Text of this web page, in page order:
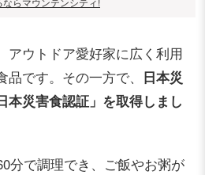
アウトドア愛好家に広く利用
です。その一方で、 日本災
本災害食認証」を取得しまし
分で調理でき、ご飯やお粥が